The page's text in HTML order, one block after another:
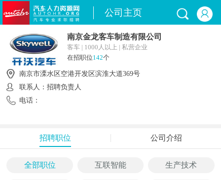
公司主页
南京金龙客车制造有限公司
客车 | 1000人以上 | 私营企业
在招职位142个
南京市溧水区空港开发区滨淮大道369号
联系人：招聘负责人
电话：
招聘职位 公司介绍
全部职位 互联智能 生产技术